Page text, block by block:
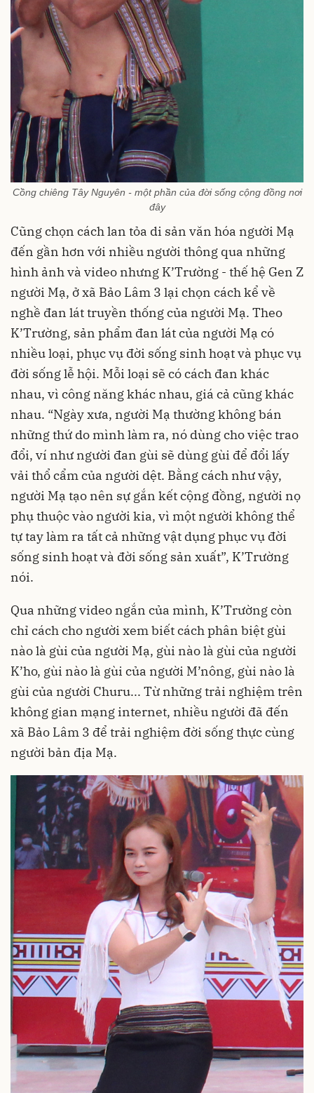
Cồng chiêng Tây Nguyên - một phần của đời sống cộng đồng nơi
đây
Cũng chọn cách lan tỏa di sản văn hóa người Mạ
đến gần hơn với nhiều người thông qua những
hình ảnh và video nhưng K’Trường - thế hệ Gen Z
người Mạ, ở xã Bảo Lâm 3 lại chọn cách kể về
nghề đan lát truyền thống của người Mạ. Theo
K’Trường, sản phẩm đan lát của người Mạ có
nhiều loại, phục vụ đời sống sinh hoạt và phục vụ
đời sống lễ hội. Mỗi loại sẽ có cách đan khác
nhau, vì công năng khác nhau, giá cả cũng khác
nhau. “Ngày xưa, người Mạ thường không bán
những thứ do mình làm ra, nó dùng cho việc trao
đổi, ví như người đan gùi sẽ dùng gùi để đổi lấy
vải thổ cẩm của người dệt. Bằng cách như vậy,
người Mạ tạo nên sự gắn kết cộng đồng, người nọ
phụ thuộc vào người kia, vì một người không thể
tự tay làm ra tất cả những vật dụng phục vụ đời
sống sinh hoạt và đời sống sản xuất”, K’Trường
nói.
Qua những video ngắn của mình, K’Trường còn
chỉ cách cho người xem biết cách phân biệt gùi
nào là gùi của người Mạ, gùi nào là gùi của người
K’ho, gùi nào là gùi của người M’nông, gùi nào là
gùi của người Churu... Từ những trải nghiệm trên
không gian mạng internet, nhiều người đã đến
xã Bảo Lâm 3 để trải nghiệm đời sống thực cùng
người bản địa Mạ.